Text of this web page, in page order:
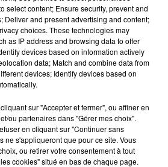
2020 à 9h00 par Jérome
Pasanau
November 21, 2020
Guatemala : l'éruption du volcan
de Fuego est terminée
select content; Ensure security, prevent and
Deliver and present advertising and content;
choices. These technologies may
as IP address and browsing data to offer
devices based on information actively
data; Match and combine data from
devices; Identify devices based on
sur "Accepter et fermer", ou affiner en
ou partenaires dans "Gérer mes choix".
en cliquant sur "Continuer sans
ne s'appliqueront que pour ce site. Vous
ou retirer votre consentement à tout
cookies" situé en bas de chaque page.